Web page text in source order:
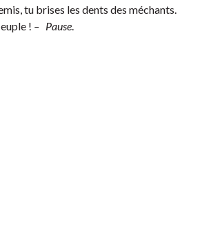
tu brises les dents des méchants.
! – Pause